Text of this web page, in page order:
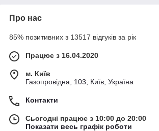
Про нас
85% позитивних з 13517 відгуків за рік
Працює з 16.04.2020
м. Київ
Газопровідна, 103, Київ, Україна
Контакти
Сьогодні працює з 10:00 до 20:00
Показати весь графік роботи